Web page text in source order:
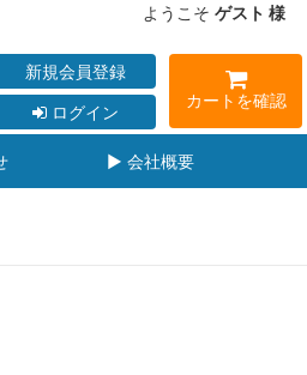
ようこそ ゲスト 様
新規会員登録
ログイン
カートを確認
▶ 会社概要